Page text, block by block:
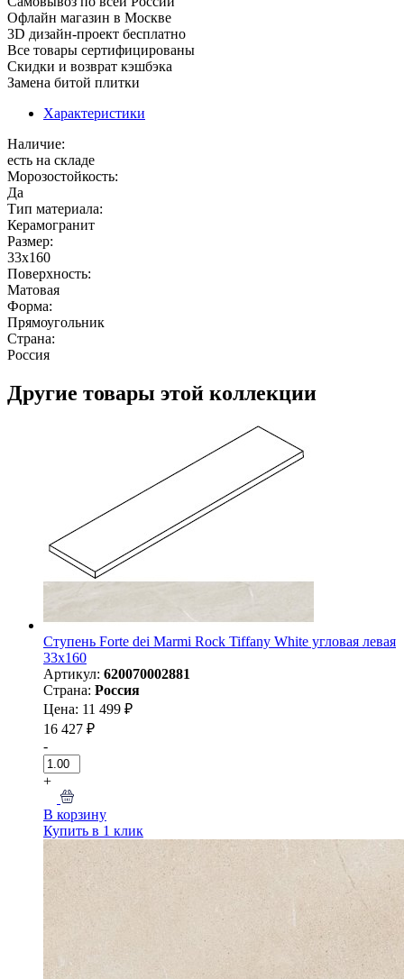
Офлайн магазин в Москве
3D дизайн-проект бесплатно
Все товары сертифицированы
Скидки и возврат кэшбэка
Замена битой плитки
Характеристики
Наличие:
есть на складе
Морозостойкость:
Да
Тип материала:
Керамогранит
Размер:
33x160
Поверхность:
Матовая
Форма:
Прямоугольник
Страна:
Россия
Другие товары этой коллекции
Ступень Forte dei Marmi Rock Tiffany White угловая левая
33x160
Артикул: 620070002881
Страна: Россия
Цена: 11 499 ₽
16 427 ₽
-
+
В корзину
Купить в 1 клик